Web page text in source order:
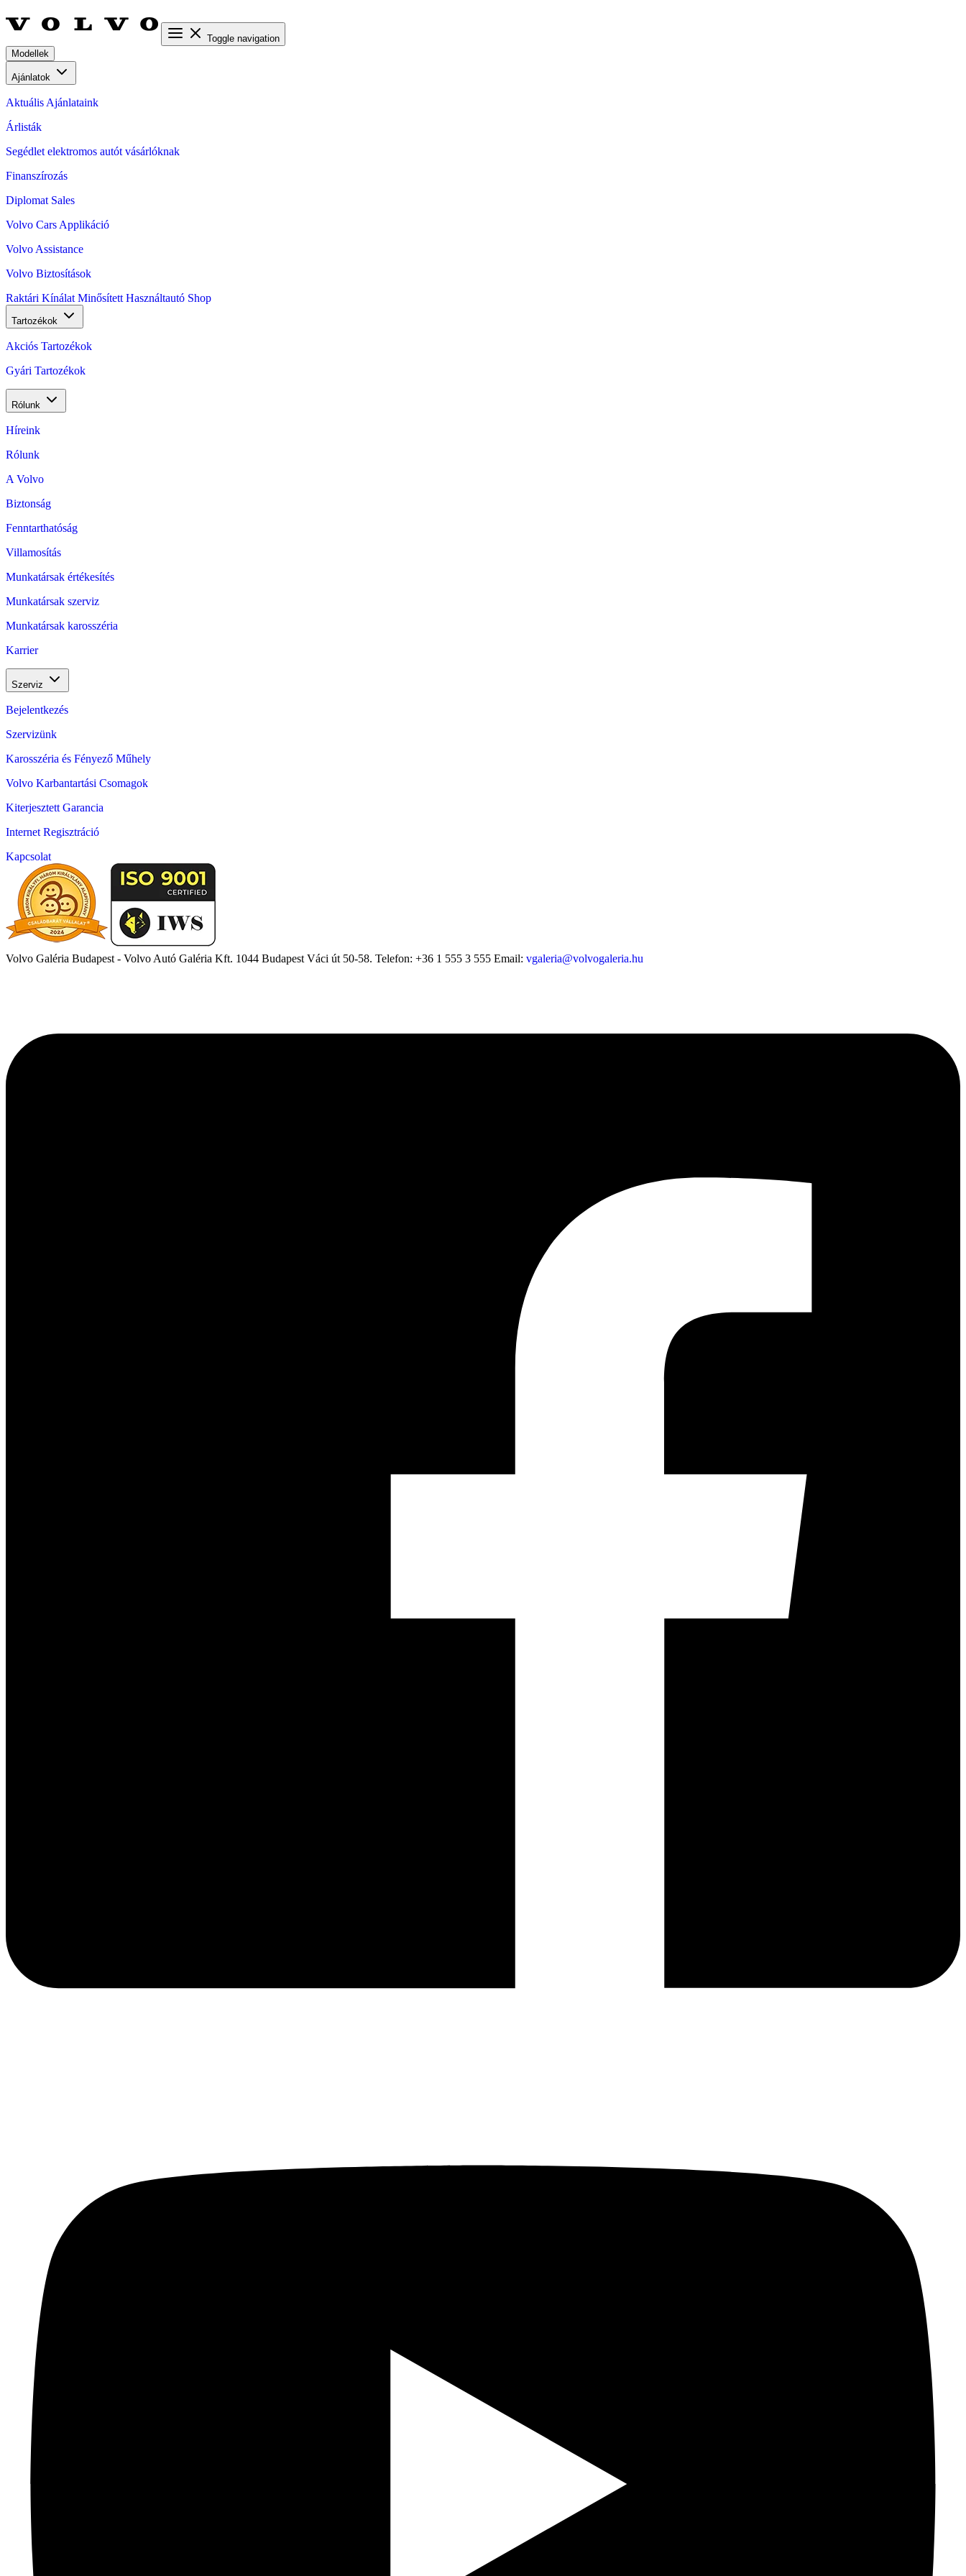
Toggle navigation
Modellek
Ajánlatok
Aktuális Ajánlataink
Árlisták
Segédlet elektromos autót vásárlóknak
Finanszírozás
Diplomat Sales
Volvo Cars Applikáció
Volvo Assistance
Volvo Biztosítások
Raktári Kínálat Minősített Használtautó Shop
Tartozékok
Akciós Tartozékok
Gyári Tartozékok
Rólunk
Híreink
Rólunk
A Volvo
Biztonság
Fenntarthatóság
Villamosítás
Munkatársak értékesítés
Munkatársak szerviz
Munkatársak karosszéria
Karrier
Szerviz
Bejelentkezés
Szervizünk
Karosszéria és Fényező Műhely
Volvo Karbantartási Csomagok
Kiterjesztett Garancia
Internet Regisztráció
Kapcsolat
Volvo Galéria Budapest - Volvo Autó Galéria Kft. 1044 Budapest Váci út 50-58. Telefon: +36 1 555 3 555 Email: vgaleria@volvogaleria.hu